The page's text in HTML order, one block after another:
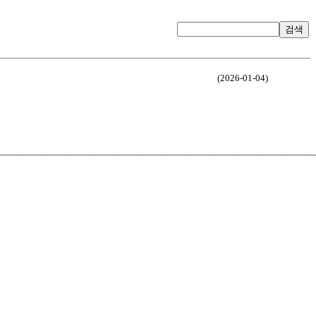
검색
(2026-01-04)